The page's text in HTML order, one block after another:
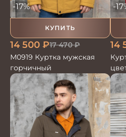
КУПИТЬ
-17%
14 500 ₽17 470₽
М0919 Куртка мужская
горчичный
-
14
для